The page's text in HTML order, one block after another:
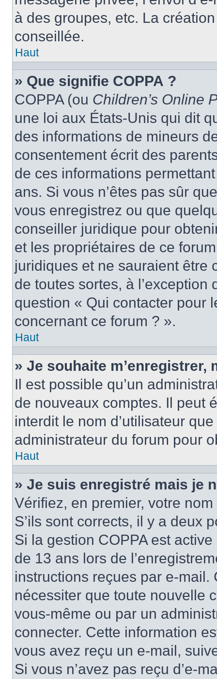
à des groupes, etc. La
conseillée.
Haut
» Que signifie COPPA ?
COPPA (ou Children’s Online
une loi aux États-Unis qui dit
des informations de mineurs
consentement écrit des
de ces informations
ans. Si vous n’êtes pas sûr
vous enregistrez ou que
conseiller juridique pour
et les propriétaires de ce
juridiques et ne sauraient être
de toutes sortes, à
question « Qui contacter pour
concernant ce forum ? ».
Haut
» Je souhaite m’enregistrer,
Il est possible qu’un
de nouveaux comptes. Il peut
interdit le nom d’utilisateur
administrateur du forum pour
Haut
» Je suis enregistré mais je
Vérifiez, en premier, votre
S’ils sont corrects, il y a deux
Si la gestion COPPA est
de 13 ans lors de
instructions reçues par e-
nécessiter que toute nouvelle
vous-même ou par un
connecter. Cette information
vous avez reçu un e-mail,
Si vous n’avez pas reçu d’e-